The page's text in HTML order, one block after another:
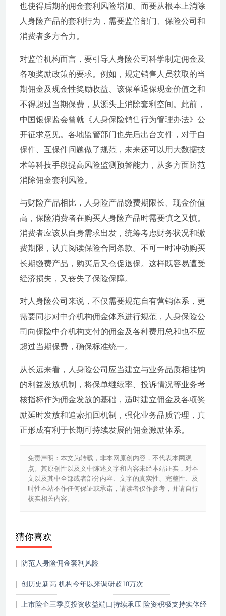
也使得后期的佣金套利风险增加。而要从根本上消除
人身险产品的套利行为，需要监管部门、保险公司和
消费者多方合力。
对监管机构而言，要引导人身险公司科学制定佣金及
各项奖励政策的要求。例如，规定销售人员获取的当
期佣金及现金性奖励收益、该保单退保现金价值之和
不得超过当期保费，从源头上消除套利空间。此前，
中国银保监会曾就《人身保险销售行为管理办法》公
开征求意见。各地监管部门也先后出台文件，对于自
保件、互保件问题做了规范，未来还可以用大数据技
术等科技手段提高风险监测预警能力，从多方面防范
消除佣金套利风险。
与财险产品相比，人身险产品缴费期限长、现金价值
高，保险消费者在购买人身险产品时需要慎之又慎。
消费者应该从自身需求出发，统筹考虑财务状况和缴
费期限，认真阅读保险合同条款。不可一时冲动购买
长期缴费产品，购买后又仓促退保。这样既容易遭受
经济损失，又丧失了保险保障。
对人身险公司来说，不仅需要规范自有营销体系，更
需要同步对中介机构佣金体系进行规范，人身保险公
司向保险中介机构支付的佣金及各种费用总和也不应
超过当期保费，确保标准统一。
从长远来看，人身险公司应当建立与业务品质相挂钩
的利益发放机制，将保单继续率、投诉情况等业务考
核指标作为佣金发放的基础，适时建立佣金及各项奖
励延时发放和追索扣回机制，强化业务品质管理，真
正形成有利于长期可持续发展的佣金激励体系。
免责声明：本文为转载，非本网原创内容，不代表本网观
点。其原创性以及文中陈述文字和内容未经本站证实，对本
文以及其中全部或者部分内容、文字的真实性、完整性、及
时性本站不作任何保证或承诺，请读者仅作参考，并请自行
核实相关内容。
猜你喜欢
防范人身险佣金套利风险
创历史新高 机构今年以来调研超10万次
上市险企三季度投资收益端口持续承压 险资积极支持实体经